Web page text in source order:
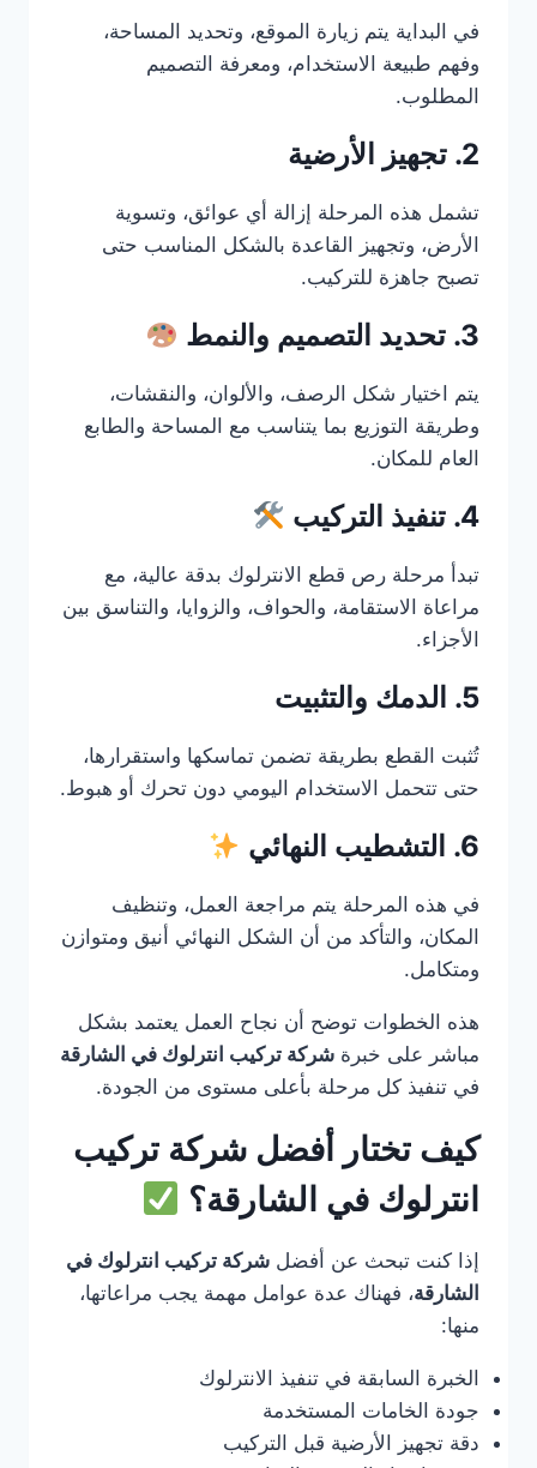
في البداية يتم زيارة الموقع، وتحديد المساحة،
وفهم طبيعة الاستخدام، ومعرفة التصميم
المطلوب.
2. تجهيز الأرضية
تشمل هذه المرحلة إزالة أي عوائق، وتسوية
الأرض، وتجهيز القاعدة بالشكل المناسب حتى
تصبح جاهزة للتركيب.
3. تحديد التصميم والنمط
يتم اختيار شكل الرصف، والألوان، والنقشات،
وطريقة التوزيع بما يتناسب مع المساحة والطابع
العام للمكان.
4. تنفيذ التركيب
تبدأ مرحلة رص قطع الانترلوك بدقة عالية، مع
مراعاة الاستقامة، والحواف، والزوايا، والتناسق بين
الأجزاء.
5. الدمك والتثبيت
تُثبت القطع بطريقة تضمن تماسكها واستقرارها،
حتى تتحمل الاستخدام اليومي دون تحرك أو هبوط.
6. التشطيب النهائي
في هذه المرحلة يتم مراجعة العمل، وتنظيف
المكان، والتأكد من أن الشكل النهائي أنيق ومتوازن
ومتكامل.
هذه الخطوات توضح أن نجاح العمل يعتمد بشكل
مباشر على خبرة شركة تركيب انترلوك في الشارقة
في تنفيذ كل مرحلة بأعلى مستوى من الجودة.
كيف تختار أفضل شركة تركيب
انترلوك في الشارقة؟
إذا كنت تبحث عن أفضل شركة تركيب انترلوك في
الشارقة، فهناك عدة عوامل مهمة يجب مراعاتها،
منها:
الخبرة السابقة في تنفيذ الانترلوك
جودة الخامات المستخدمة
دقة تجهيز الأرضية قبل التركيب